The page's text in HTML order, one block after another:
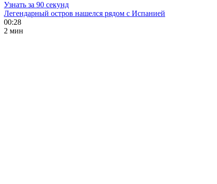
Узнать за 90 секунд
Легендарный остров нашелся рядом с Испанией
00:28
2 мин